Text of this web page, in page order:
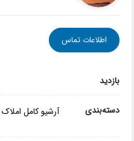
اطلاعات تماس
بازدید
دسته‌بندی آرشیو کامل املاک